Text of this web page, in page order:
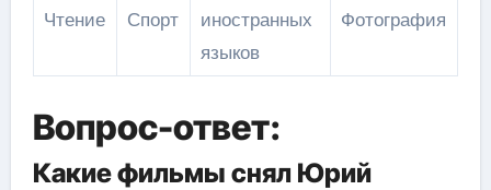
Чтение Спорт
иностранных
языков
Фотография
Вопрос-ответ:
Какие фильмы снял Юрий